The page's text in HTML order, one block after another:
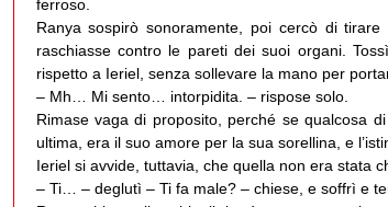
ferroso.
Ranya sospirò sonoramente, poi cercò di
raschiasse contro le pareti dei suoi organi.
rispetto a Ieriel, senza sollevare la mano per
– Mh… Mi sento… intorpidita. – rispose solo.
Rimase vaga di proposito, perché se qualcosa
ultima, era il suo amore per la sua sorellina, e
Ieriel si avvide, tuttavia, che quella non era stata
– Ti… – deglutì – Ti fa male? – chiese, e soffrì e